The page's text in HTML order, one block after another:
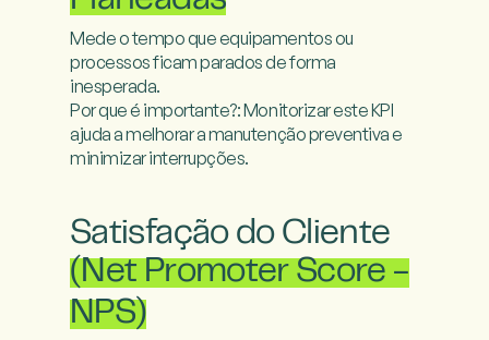
Mede o tempo que equipamentos ou
processos ficam parados de forma
inesperada.
Por que é importante?: Monitorizar este KPI
ajuda a melhorar a manutenção preventiva e
minimizar interrupções.
Satisfação do Cliente
(Net Promoter Score -
NPS)